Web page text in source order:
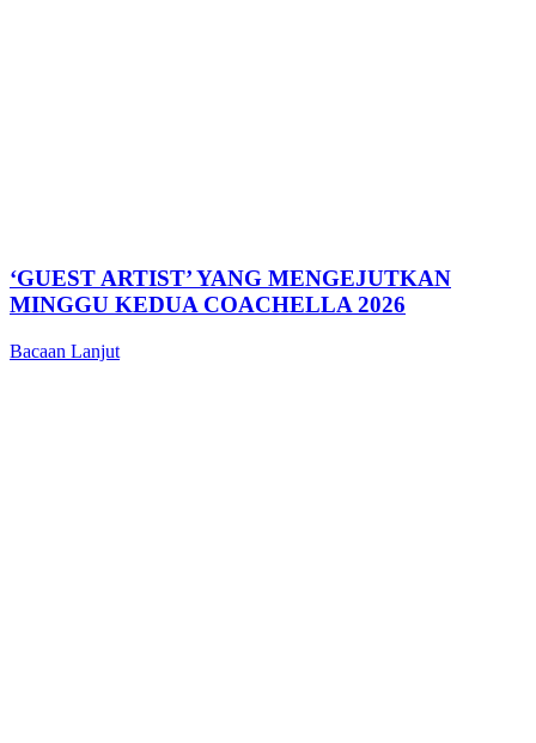
‘GUEST ARTIST’ YANG MENGEJUTKAN
MINGGU KEDUA COACHELLA 2026
Bacaan Lanjut